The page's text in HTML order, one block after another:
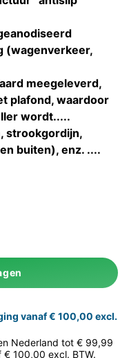
(wagenverkeer,
meegeleverd,
plafond, waardoor
wordt.....
strookgordijn,
buiten), enz. ....
vanaf € 100,00 excl.
Nederland tot € 99,99
100,00 excl. BTW.